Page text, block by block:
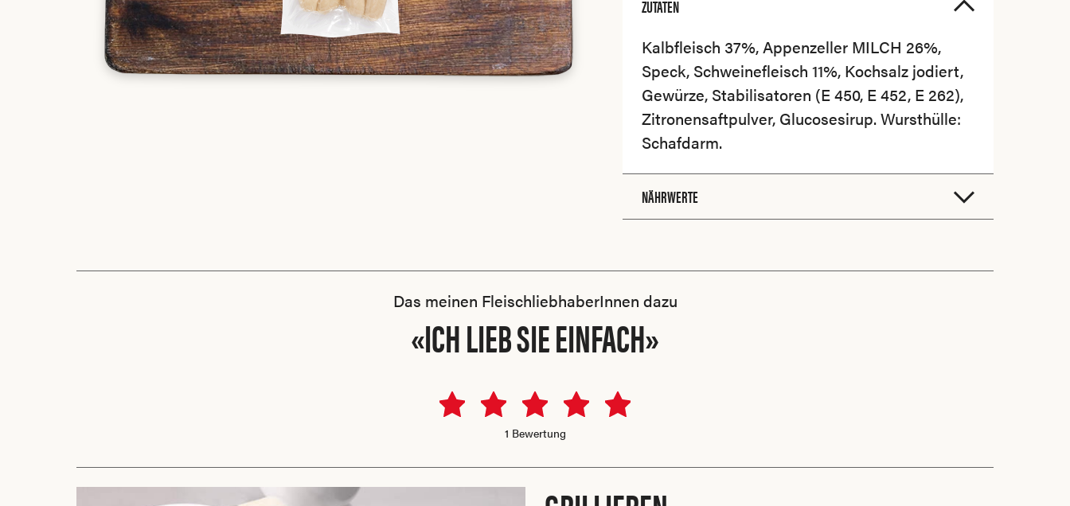
ZUTATEN
Kalbfleisch 37%, Appenzeller MILCH 26%,
Speck, Schweinefleisch 11%, Kochsalz jodiert,
Gewürze, Stabilisatoren (E 450, E 452, E 262),
Zitronensaftpulver, Glucosesirup. Wursthülle:
Schafdarm.
NÄHRWERTE
Das meinen FleischliebhaberInnen dazu
«ICH LIEB SIE EINFACH»
1 Bewertung